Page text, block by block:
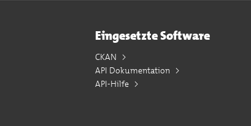
Eingesetzte Software
CKAN
API Dokumentation
API-Hilfe